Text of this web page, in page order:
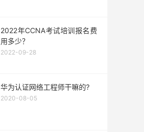
2022年CCNA考试培训报名费
用多少？
2022-09-28
华为认证网络工程师干嘛的?
2020-08-05